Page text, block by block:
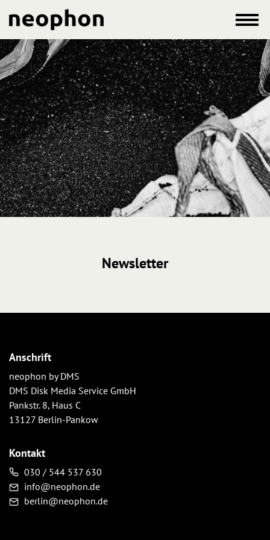
Newsletter
Anschrift
neophon by DMS
DMS Disk Media Service GmbH
Pankstr. 8, Haus C
13127 Berlin-Pankow
Kontakt
030 / 544 537 630
info@neophon.de
berlin@neophon.de